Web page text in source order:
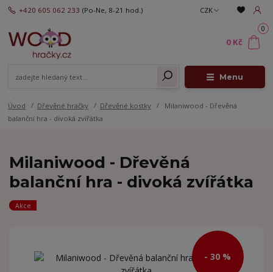
Menu
CZK
+420 605 062 233 (Po-Ne, 8-21 hod.)
0
0 Kč
Úvod Dřevěné hračky Dřevěné kostky
Milaniwood - Dřevěná
balanční hra - divoká zvířátka
Milaniwood - Dřevěná
balanční hra - divoká zvířátka
Akce
- 30 %